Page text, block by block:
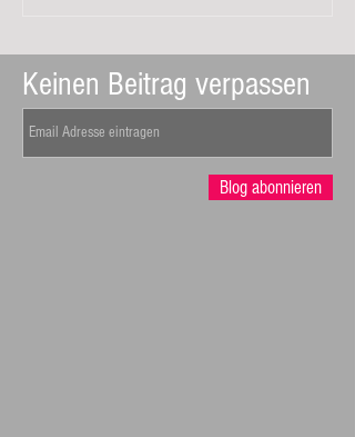
Keinen Beitrag verpassen
Blog abonnieren